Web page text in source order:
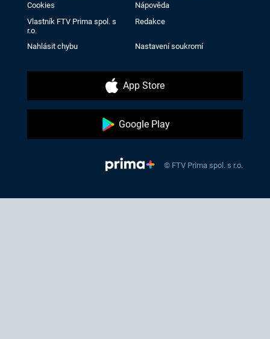
Cookies
Nápověda
Vlastník FTV Prima spol. s
r.o.
Redakce
Nahlásit chybu Nastavení soukromí
App Store
Google Play
© FTV Prima spol. s r.o.